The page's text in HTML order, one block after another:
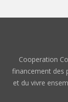
Cooperation
financement des
et du vivre